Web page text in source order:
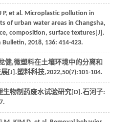
P, et al. Microplastic pollution in
of urban water areas in Changsha,
composition, surface textures[J].
Bulletin, 2018, 136: 414-423.
健,微塑料在土壤环境中的分离和
[J].塑料科技,2022,50(7):101-104.
生物制药废水试验研究[D].石河子:
.